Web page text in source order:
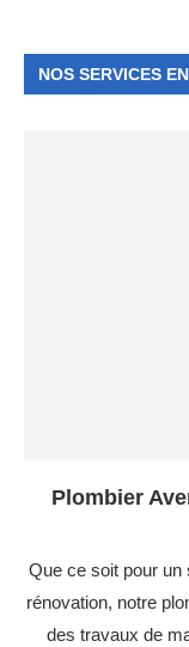
NOS SERVICES
Plombier
Que ce soit pour un
rénovation, notre
des travaux de